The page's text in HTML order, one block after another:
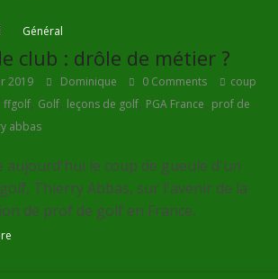
Général
club : drôle de métier ?
2019 Dominique 0 Comments
coup
ffgolf, Golf, leçons de golf, PGA France, prof de
abbas
aujourd'hui le coup de gueule d'un
Thierry Abbas, sur l'avenir de la
de prof de golf en France.